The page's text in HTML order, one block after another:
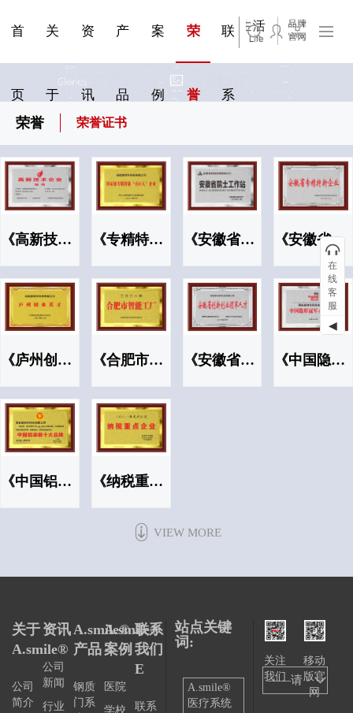
首
页
关
于
资
讯
产
品
案
例
荣
誉
联
系
荣誉 荣誉证书
《高新技术企业》 《专精特新“小巨人”企业》 《安徽省院士工作站》 《安徽省专精特新企业》
《庐州创业英才》 《合肥市智能工厂》 《安徽省创新创业领军人才》 《中国隐形冠军示范企业》
《中国铝单板十大品牌》 《纳税重点企业》
VIEW MORE
关于
A.smile®
公司
简介
资讯
公司
新闻
行业
A.smile®
产品
钢质
门系
A.smile®
案例
医院
学校
联系
我们
E
联系
站点关键
词:
A.smile®
医疗系统
关注
我们
移动
版官
网
——请
在
线
客
服
◀